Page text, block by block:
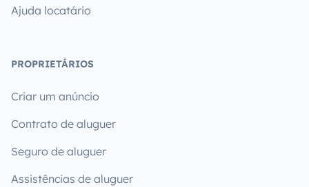
Ajuda locatário
PROPRIETÁRIOS
Criar um anúncio
Contrato de aluguer
Seguro de aluguer
Assistências de aluguer